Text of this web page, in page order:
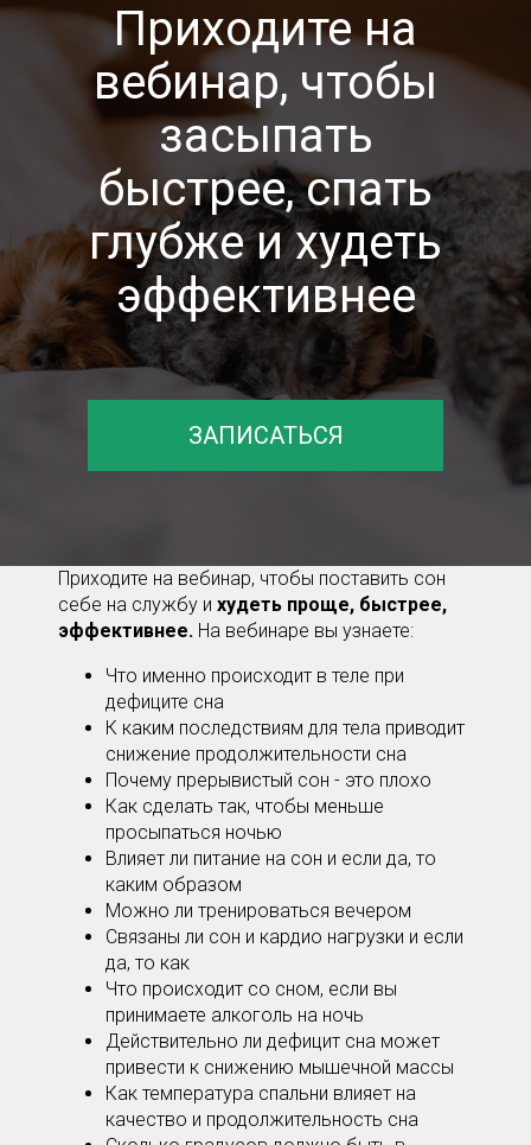
Приходите на
вебинар, чтобы
засыпать
быстрее, спать
глубже и худеть
эффективнее
ЗАПИСАТЬСЯ
Приходите на вебинар, чтобы поставить сон
себе на службу и худеть проще, быстрее,
эффективнее. На вебинаре вы узнаете:
Что именно происходит в теле при
дефиците сна
К каким последствиям для тела приводит
снижение продолжительности сна
Почему прерывистый сон - это плохо
Как сделать так, чтобы меньше
просыпаться ночью
Влияет ли питание на сон и если да, то
каким образом
Можно ли тренироваться вечером
Связаны ли сон и кардио нагрузки и если
да, то как
Что происходит со сном, если вы
принимаете алкоголь на ночь
Действительно ли дефицит сна может
привести к снижению мышечной массы
Как температура спальни влияет на
качество и продолжительность сна